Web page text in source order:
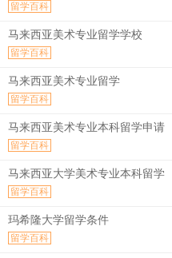
留学百科
马来西亚美术专业留学学校
留学百科
马来西亚美术专业留学
留学百科
马来西亚美术专业本科留学申请
留学百科
马来西亚大学美术专业本科留学
留学百科
玛希隆大学留学条件
留学百科